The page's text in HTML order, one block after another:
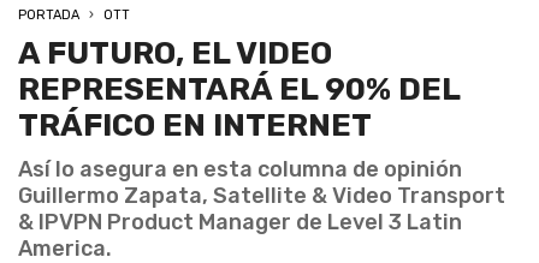
PORTADA OTT
A FUTURO, EL VIDEO
REPRESENTARÁ EL 90% DEL
TRÁFICO EN INTERNET
Así lo asegura en esta columna de opinión
Guillermo Zapata, Satellite & Video Transport
& IPVPN Product Manager de Level 3 Latin
America.